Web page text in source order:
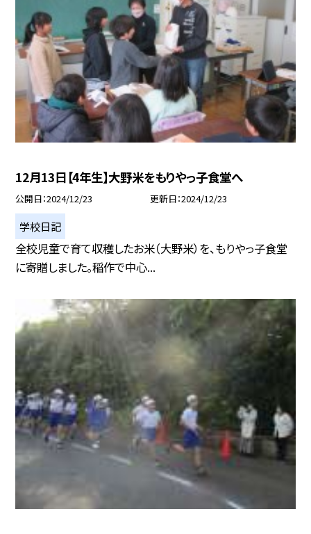
12月13日【4年生】大野米をもりやっ子食堂へ
公開日 2024/12/23 更新日 2024/12/23
学校日記
全校児童で育て収穫したお米（大野米）を、もりやっ子食堂
に寄贈しました。稲作で中心...